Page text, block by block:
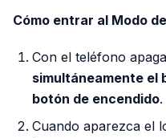
Cómo entrar al Modo
Con el teléfono
simultáneamente el
botón de encendido.
Cuando aparezca el